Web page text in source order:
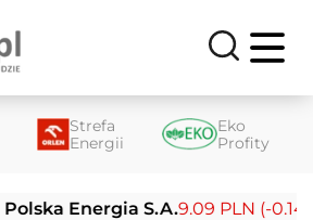
Strefa
Energii
Eko
Profity
Energia S.A.9.09 PLN (-0.14%)